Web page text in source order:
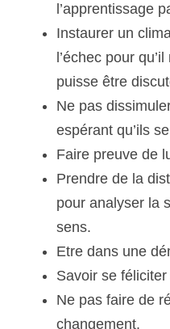
l’apprentissage
Instaurer un
l’échec pour
puisse être
Ne pas
espérant qu’ils
Faire preuve de
Prendre de la
pour analyser la
sens.
Etre dans une
Savoir se féliciter
Ne pas faire de
changement.